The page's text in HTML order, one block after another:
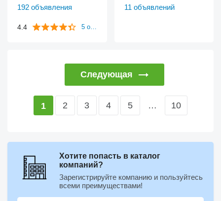
192 объявления
4.4 5 отзывов
11 объявлений
Следующая
1 2 3 4 5 … 10
Хотите попасть в каталог
компаний?
Зарегистрируйте компанию и пользуйтесь
всеми преимуществами!